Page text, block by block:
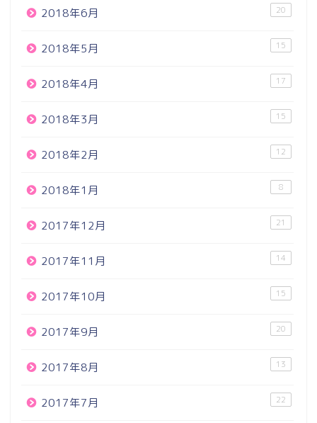
2018年6月 20
2018年5月 15
2018年4月 17
2018年3月 15
2018年2月 12
2018年1月 8
2017年12月 21
2017年11月 14
2017年10月 15
2017年9月 20
2017年8月 13
2017年7月 22